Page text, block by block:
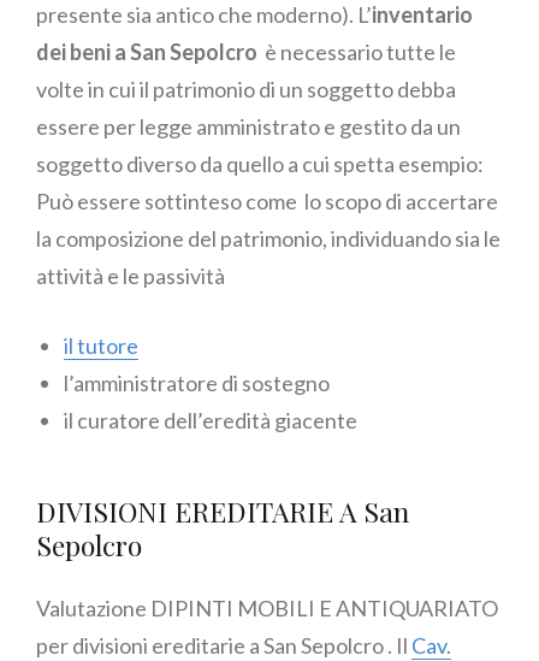
presente sia antico che moderno). L’inventario
dei beni a San Sepolcro è necessario tutte le
volte in cui il patrimonio di un soggetto debba
essere per legge amministrato e gestito da un
soggetto diverso da quello a cui spetta esempio:
Può essere sottinteso come lo scopo di accertare
la composizione del patrimonio, individuando sia le
attività e le passività
il tutore
l’amministratore di sostegno
il curatore dell’eredità giacente
DIVISIONI EREDITARIE A San
Sepolcro
Valutazione DIPINTI MOBILI E ANTIQUARIATO
per divisioni ereditarie a San Sepolcro . Il Cav.